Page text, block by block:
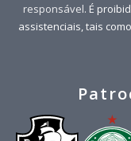
responsável. É
assistenciais, tais